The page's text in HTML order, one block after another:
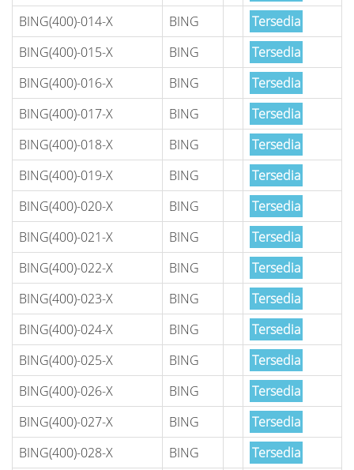
BING(400)-014-X
BING
Tersedia
BING(400)-015-X
BING
Tersedia
BING(400)-016-X
BING
Tersedia
BING(400)-017-X
BING
Tersedia
BING(400)-018-X
BING
Tersedia
BING(400)-019-X
BING
Tersedia
BING(400)-020-X
BING
Tersedia
BING(400)-021-X
BING
Tersedia
BING(400)-022-X
BING
Tersedia
BING(400)-023-X
BING
Tersedia
BING(400)-024-X
BING
Tersedia
BING(400)-025-X
BING
Tersedia
BING(400)-026-X
BING
Tersedia
BING(400)-027-X
BING
Tersedia
BING(400)-028-X
BING Tersedia